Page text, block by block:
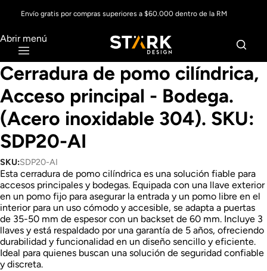
Envío gratis por compras superiores a $60.000 dentro de la RM
Abrir menú
Cerradura de pomo cilíndrica,
Acceso principal - Bodega.
(Acero inoxidable 304). SKU:
SDP20-AI
SKU:SDP20-AI
Esta cerradura de pomo cilíndrica es una solución fiable para
accesos principales y bodegas. Equipada con una llave exterior
en un pomo fijo para asegurar la entrada y un pomo libre en el
interior para un uso cómodo y accesible, se adapta a puertas
de 35-50 mm de espesor con un backset de 60 mm. Incluye 3
llaves y está respaldado por una garantía de 5 años, ofreciendo
durabilidad y funcionalidad en un diseño sencillo y eficiente.
Ideal para quienes buscan una solución de seguridad confiable
y discreta.